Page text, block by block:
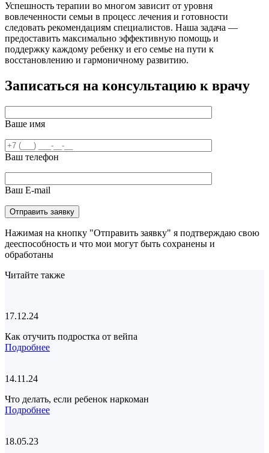
Успешность терапии во многом зависит от уровня
вовлеченности семьи в процесс лечения и готовности
следовать рекомендациям специалистов. Наша задача —
предоставить максимально эффективную помощь и
поддержку каждому ребенку и его семье на пути к
восстановлению и гармоничному развитию.
Записаться на консультацию к врачу
Ваше имя
Ваш телефон
Ваш E-mail
Нажимая на кнопку "Отправить заявку" я подтверждаю свою
дееспособность и что мои могут быть сохранены и
обработаны
Читайте также
17.12.24
Как отучить подростка от вейпа
Подробнее
14.11.24
Что делать, если ребенок наркоман
Подробнее
18.05.23